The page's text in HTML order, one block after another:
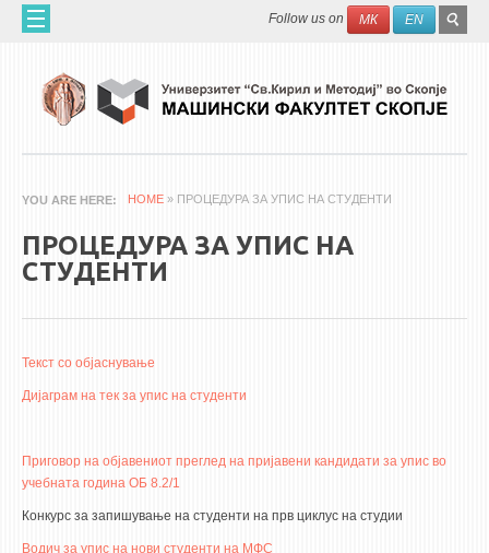
Skip to main content Search
Follow us on МК EN
ЗА НАС
60 ГОДИНИ МФ
НАУЧНА ДЕЈНОСТ
QIM-SEE
3DFindIT
WATERBRIDGING
YOU ARE HERE HOME » ПРОЦЕДУРА ЗА УПИС НА СТУДЕНТИ
ПРОЦЕДУРА ЗА УПИС НА
СТУДЕНТИ
Текст со објаснување
Дијаграм на тек за упис на студенти
Приговор на објавениот преглед на пријавени кандидати за упис во
учебната година ОБ 8.2/1
Конкурс за запишување на студенти на прв циклус на студии
Водич за упис на нови студенти на МФС